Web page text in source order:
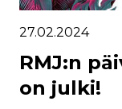
27.02.2024
RMJ:n
on julki!